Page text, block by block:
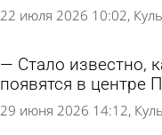
22 июля 2026 10:02
Стало известно,
появятся в центре
29 июня 2026 14:12